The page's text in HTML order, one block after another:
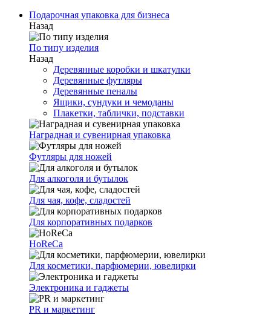
Подарочная упаковка для бизнеса
Назад
По типу изделия
Назад
Деревянные коробки и шкатулки
Деревянные футляры
Деревянные пеналы
Ящики, сундуки и чемоданы
Плакетки, таблички, подставки
Наградная и сувенирная упаковка
Футляры для ножей
Для алкоголя и бутылок
Для чая, кофе, сладостей
Для корпоративных подарков
HoReCa
Для косметики, парфюмерии, ювелирки
Электроника и гаджеты
PR и маркетинг